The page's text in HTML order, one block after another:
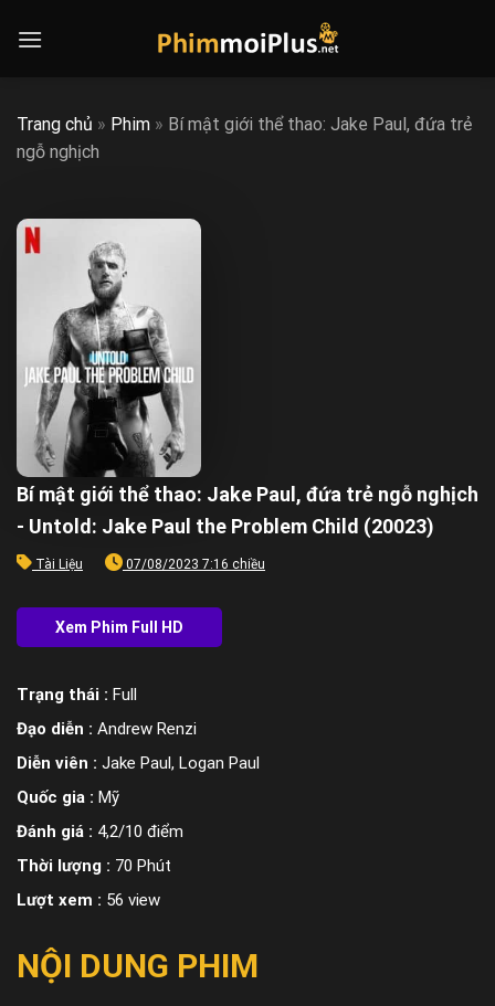
Trang chủ » Phim » Bí mật giới thể thao: Jake Paul, đứa trẻ
ngỗ nghịch
Bí mật giới thể thao: Jake Paul, đứa trẻ ngỗ nghịch
- Untold: Jake Paul the Problem Child (20023)
Tài Liệu 07/08/2023 7:16 chiều
Trạng thái : Full
Đạo diễn : Andrew Renzi
Diễn viên : Jake Paul, Logan Paul
Quốc gia : Mỹ
Đánh giá : 4,2/10 điểm
Thời lượng : 70 Phút
Lượt xem : 56 view
NỘI DUNG PHIM